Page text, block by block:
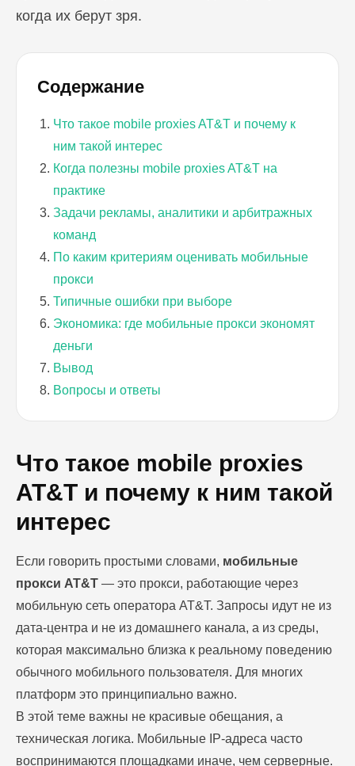
когда их берут зря.
Содержание
Что такое mobile proxies AT&T и почему к
ним такой интерес
Когда полезны mobile proxies AT&T на
практике
Задачи рекламы, аналитики и арбитражных
команд
По каким критериям оценивать мобильные
прокси
Типичные ошибки при выборе
Экономика: где мобильные прокси экономят
деньги
Вывод
Вопросы и ответы
Что такое mobile proxies
AT&T и почему к ним такой
интерес
Если говорить простыми словами, мобильные
прокси AT&T — это прокси, работающие через
мобильную сеть оператора AT&T. Запросы идут не из
дата-центра и не из домашнего канала, а из среды,
которая максимально близка к реальному поведению
обычного мобильного пользователя. Для многих
платформ это принципиально важно.
В этой теме важны не красивые обещания, а
техническая логика. Мобильные IP-адреса часто
воспринимаются площадками иначе, чем серверные.